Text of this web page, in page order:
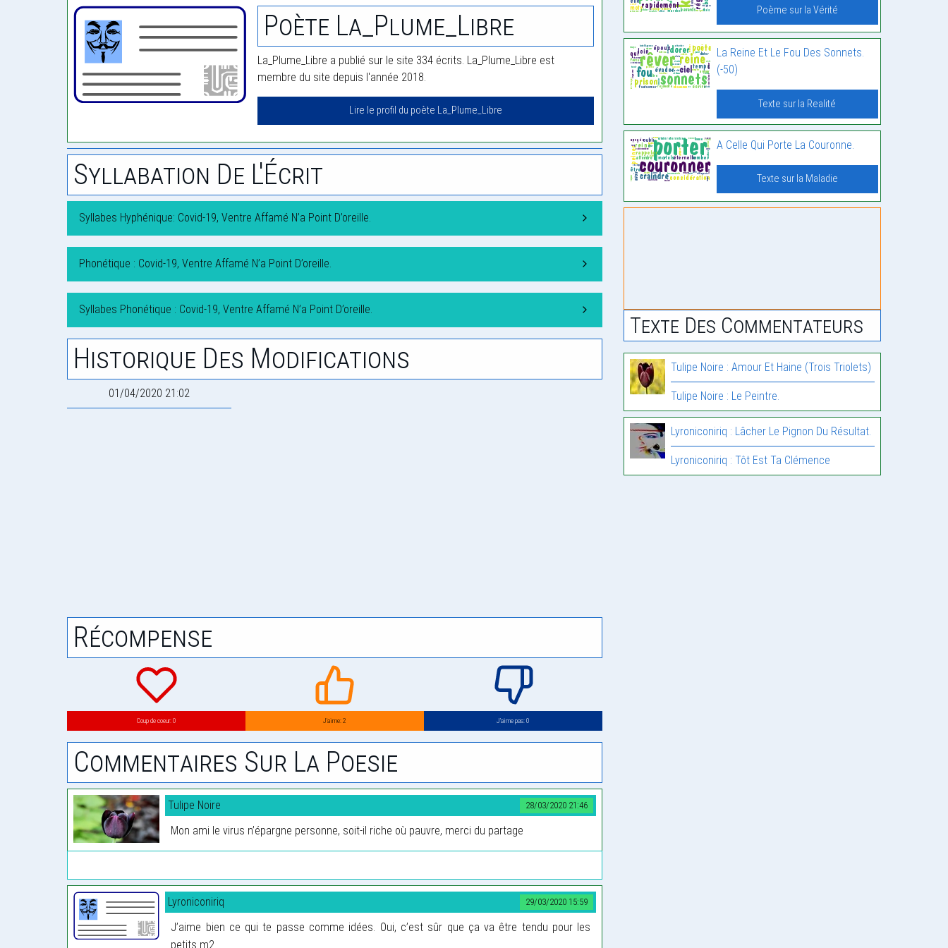
Poète La_Plume_Libre
La_Plume_Libre a publié sur le site 334 écrits. La_Plume_Libre est
membre du site depuis l'année 2018.
Lire le profil du poète La_Plume_Libre
Syllabation De L'Écrit
Syllabes Hyphénique: Covid-19, Ventre Affamé N’a Point D’oreille.
Phonétique : Covid-19, Ventre Affamé N’a Point D’oreille.
Syllabes Phonétique : Covid-19, Ventre Affamé N’a Point D’oreille.
Historique Des Modifications
01/04/2020 21:02
Récompense
Coup de coeur: 0 J’aime: 2 J’aime pas: 0
Commentaires Sur La Poesie
28/03/2020 21:46
Tulipe Noire
Mon ami le virus n’épargne personne, soit-il riche où pauvre, merci du partage
29/03/2020 15:59
Lyroniconiriq
J’aime bien ce qui te passe comme idées. Oui, c’est sûr que ça va être tendu pour les
petits m2.
Poème sur la Vérité
La Reine Et Le Fou Des Sonnets.
(-50)
Texte sur la Realité
A Celle Qui Porte La Couronne.
Texte sur la Maladie
Texte Des Commentateurs
Tulipe Noire : Amour Et Haine (Trois Triolets)
Tulipe Noire : Le Peintre.
Lyroniconiriq : Lâcher Le Pignon Du Résultat.
Lyroniconiriq : Tôt Est Ta Clémence